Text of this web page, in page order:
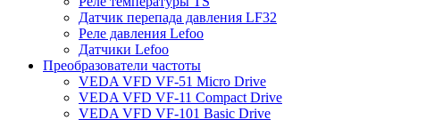
Датчик перепада давления LF32
Реле давления Lefoo
Датчики Lefoo
Преобразователи частоты
VEDA VFD VF-51 Micro Drive
VEDA VFD VF-11 Compact Drive
VEDA VFD VF-101 Basic Drive